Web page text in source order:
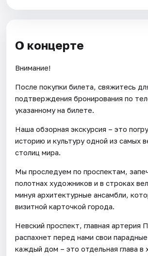
О концерте
Внимание!
После покупки билета, свяжитесь
подтверждения бронирования по
указанному на билете.
Наша обзорная экскурсия – это
историю и культуру одной из самых
столиц мира.
Мы проследуем по проспектам,
полотнах художников и в строках
минуя архитектурные ансамбли,
визитной карточкой города.
Невский проспект, главная артерия
распахнет перед нами свои
каждый дом – это отдельная глава в